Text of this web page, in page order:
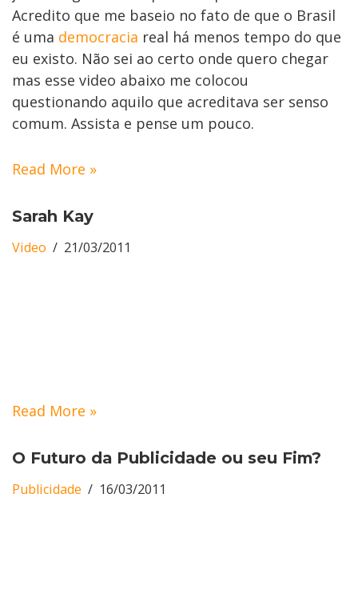
Acredito que me baseio no fato de que o Brasil
é uma democracia real há menos tempo do que
eu existo. Não sei ao certo onde quero chegar
mas esse video abaixo me colocou
questionando aquilo que acreditava ser senso
comum. Assista e pense um pouco.
Read More »
Sarah Kay
Video 21/03/2011
Read More »
O Futuro da Publicidade ou seu Fim?
Publicidade 16/03/2011